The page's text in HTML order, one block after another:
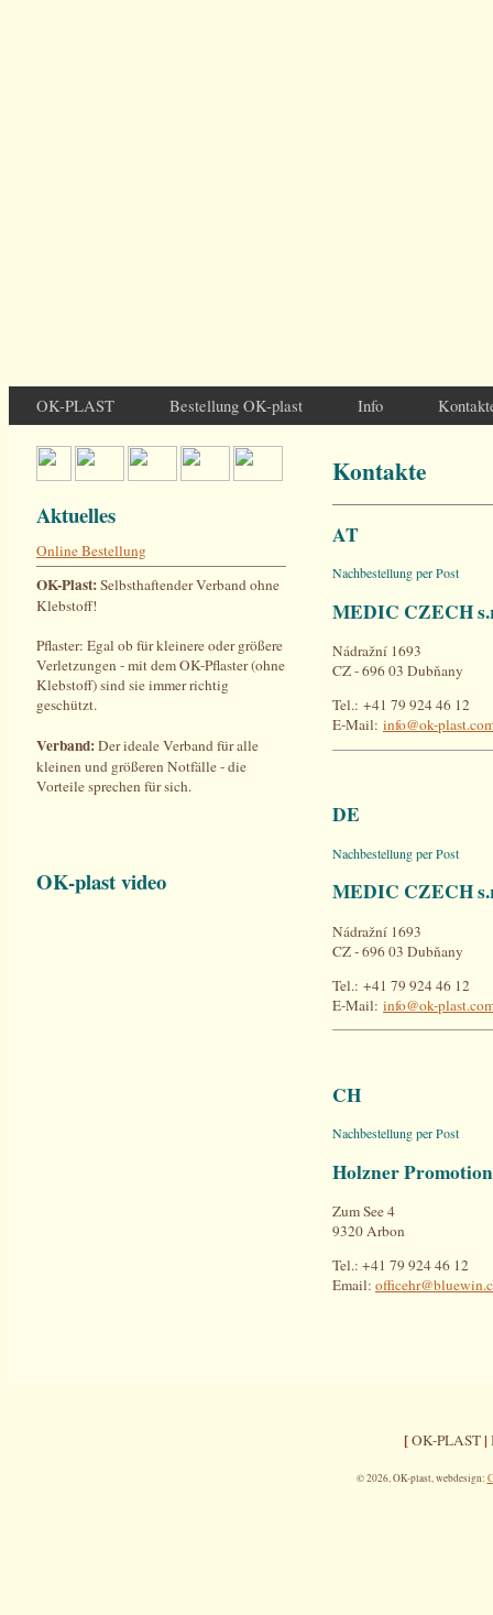
OK-PLAST Bestellung OK-plast Info
Aktuelles
Online Bestellung
OK-Plast:Selbsthaftender Verband ohne
Klebstoff!
Pflaster: Egal ob für kleinere oder größere
Verletzungen - mit dem OK-Pflaster (ohne
Klebstoff) sind sie immer richtig
geschützt.
Verband:Der ideale Verband für alle
kleinen und größeren Notfälle - die
Vorteile sprechen für sich.
OK-plast video
Kontakte
AT
Nachbestellung per Post
MEDIC CZECH
Nádražní 1693
CZ - 696 03 Dubňany
Tel.: +41 79 924 46 12
E-Mail: info@ok-
DE
Nachbestellung per Post
MEDIC CZECH
Nádražní 1693
CZ - 696 03 Dubňany
Tel.: +41 79 924 46 12
E-Mail: info@ok-
CH
Nachbestellung per Post
Holzner Promotion
Zum See 4
9320 Arbon
Tel.: +41 79 924 46 12
Email:
[OK-PLAST|
© 2026, OK-plast, webdesign: